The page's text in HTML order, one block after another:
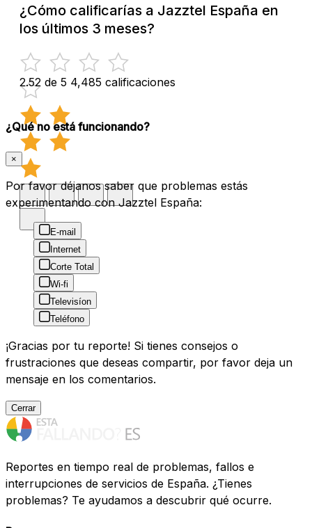
¿Cómo calificarías a Jazztel España en
los últimos 3 meses?
2.52 de 5 4,485 calificaciones
¿Qué no está funcionando?
×
Por favor déjanos saber que problemas estás
experimentando con Jazztel España:
E-mail
Internet
Corte Total
Wi-fi
Televisíon
Teléfono
¡Gracias por tu reporte! Si tienes consejos o
frustraciones que deseas compartir, por favor deja un
mensaje en los comentarios.
Cerrar
Reportes en tiempo real de problemas, fallos e
interrupciones de servicios de España. ¿Tienes
problemas? Te ayudamos a descubrir qué ocurre.